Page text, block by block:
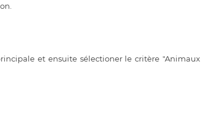
et ensuite sélectioner le critère "Animaux